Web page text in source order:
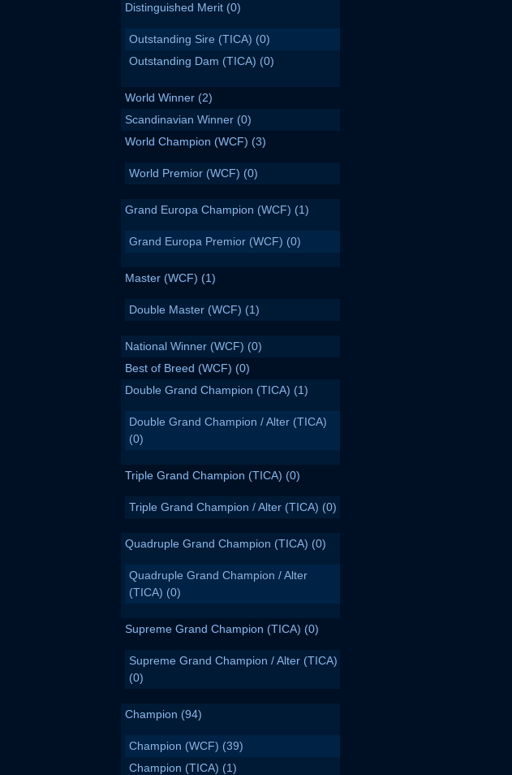
Distinguished Merit (0)
Outstanding Sire (TICA) (0)
Outstanding Dam (TICA) (0)
World Winner (2)
Scandinavian Winner (0)
World Champion (WCF) (3)
World Premior (WCF) (0)
Grand Europa Champion (WCF) (1)
Grand Europa Premior (WCF) (0)
Master (WCF) (1)
Double Master (WCF) (1)
National Winner (WCF) (0)
Best of Breed (WCF) (0)
Double Grand Champion (TICA) (1)
Double Grand Champion / Alter (TICA)
(0)
Triple Grand Champion (TICA) (0)
Triple Grand Champion / Alter (TICA) (0)
Quadruple Grand Champion (TICA) (0)
Quadruple Grand Champion / Alter
(TICA) (0)
Supreme Grand Champion (TICA) (0)
Supreme Grand Champion / Alter (TICA)
(0)
Champion (94)
Champion (WCF) (39)
Champion (TICA) (1)